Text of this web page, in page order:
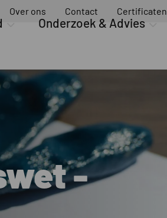
Over ons Contact Certificaten
Onderzoek & Advies
-